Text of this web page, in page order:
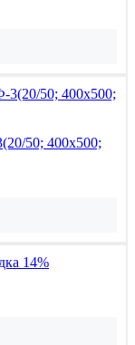
50; 400х500;
14%